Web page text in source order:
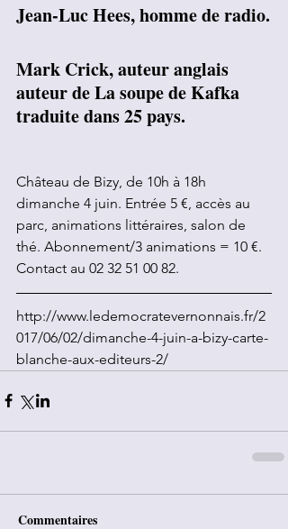
Jean-Luc Hees, homme de radio.
Mark Crick, auteur anglais
auteur de La soupe de Kafka
traduite dans 25 pays.
Château de Bizy, de 10h à 18h
dimanche 4 juin. Entrée 5 €, accès au
parc, animations littéraires, salon de
thé. Abonnement/3 animations = 10 €.
Contact au 02 32 51 00 82.
http://www.ledemocratevernonnais.fr/2
017/06/02/dimanche-4-juin-a-bizy-carte-
blanche-aux-editeurs-2/
Commentaires